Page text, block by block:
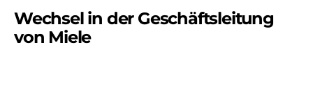
Wechsel in der Geschäftsleitung
von Miele